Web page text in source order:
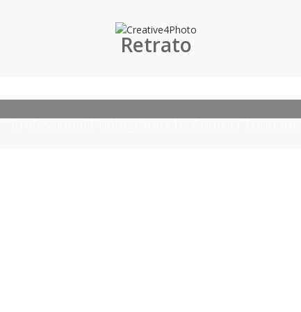
Professional Photography by Andreia Trindade
Retrato